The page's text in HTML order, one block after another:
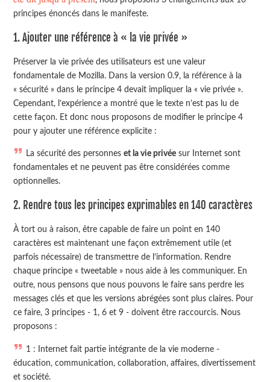
principes énoncés dans le manifeste.
1. Ajouter une référence à « la vie privée »
Préserver la vie privée des utilisateurs est une valeur
fondamentale de Mozilla. Dans la version 0.9, la référence à la
« sécurité » dans le principe 4 devait impliquer la « vie privée ».
Cependant, l’expérience a montré que le texte n’est pas lu de
cette façon. Et donc nous proposons de modifier le principe 4
pour y ajouter une référence explicite :
La sécurité des personneset la vie privée sur Internet sont
fondamentales et ne peuvent pas être considérées comme
optionnelles.
2. Rendre tous les principes exprimables en 140 caractères
À tort ou à raison, être capable de faire un point en 140
caractères est maintenant une façon extrêmement utile (et
parfois nécessaire) de transmettre de l’information. Rendre
chaque principe « tweetable » nous aide à les communiquer. En
outre, nous pensons que nous pouvons le faire sans perdre les
messages clés et que les versions abrégées sont plus claires. Pour
ce faire, 3 principes - 1, 6 et 9 - doivent être raccourcis. Nous
proposons :
1 : Internet fait partie intégrante de la vie moderne -
éducation, communication, collaboration, affaires, divertissement
et société.